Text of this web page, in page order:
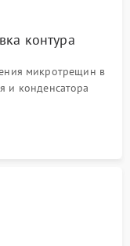
контура
микротрещин в
и конденсатора
осушителя и
засоров.